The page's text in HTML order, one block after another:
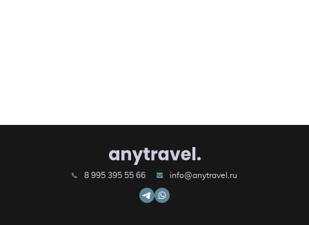
8 995 395 55 66 info@anytravel.ru